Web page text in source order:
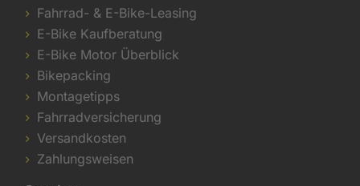
Fahrrad- & E-Bike-Leasing
E-Bike Kaufberatung
E-Bike Motor Überblick
Bikepacking
Montagetipps
Fahrradversicherung
Versandkosten
Zahlungsweisen